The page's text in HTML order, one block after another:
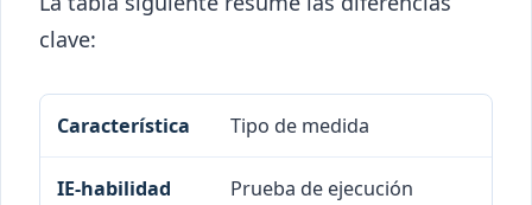
clave:
Característica IE-habilidad (MSCEIT)
Tipo de medida
Prueba de ejecución